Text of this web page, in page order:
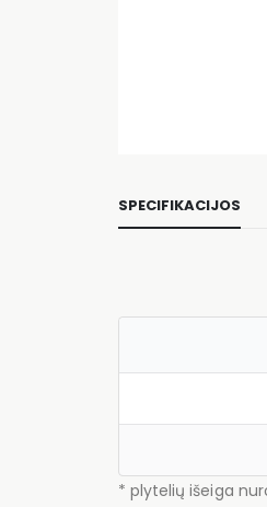
SPECIFIKACIJOS
* plytelių išeiga